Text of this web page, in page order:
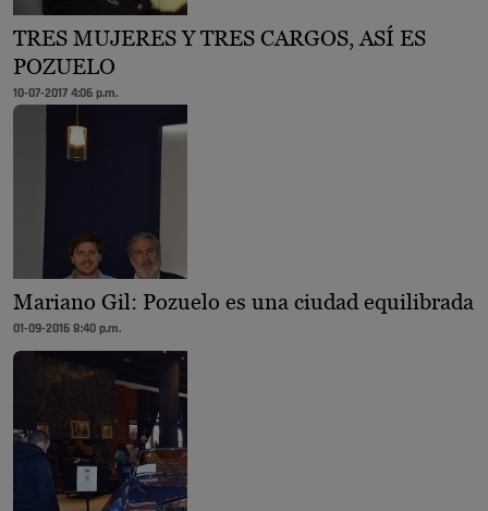
TRES MUJERES Y TRES CARGOS, ASÍ ES
POZUELO
10-07-2017 4:06 p.m.
Mariano Gil: Pozuelo es una ciudad equilibrada
01-09-2016 8:40 p.m.